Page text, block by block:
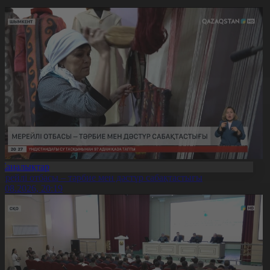
отбасы – тәрбие мен дәстүр сабақтастығы
20:19